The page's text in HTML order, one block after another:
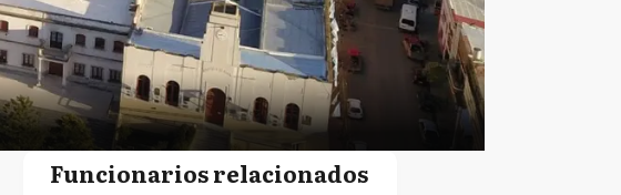
Funcionarios relacionados